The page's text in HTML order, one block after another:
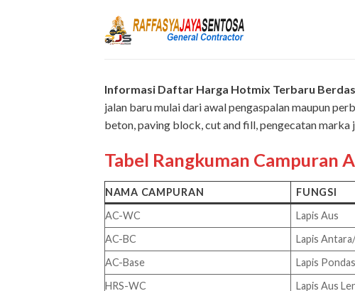
Informasi Daftar Harga Hotmix Terbaru
jalan baru mulai dari awal pengaspalan maupun
beton, paving block, cut and fill, pengecatan
Tabel Rangkuman Campuran
NAMA CAMPURAN FUNGSI
AC-WC
Lapis Aus
AC-BC
Lapis
AC-Base
Lapis
HRS-WC
Lapis Aus